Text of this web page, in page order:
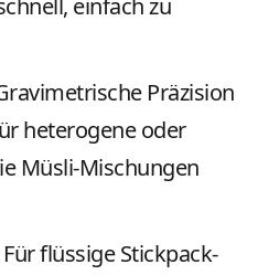
einfach zu
Präzision
heterogene oder
Müsli-Mischungen
Für flüssige Stickpack-